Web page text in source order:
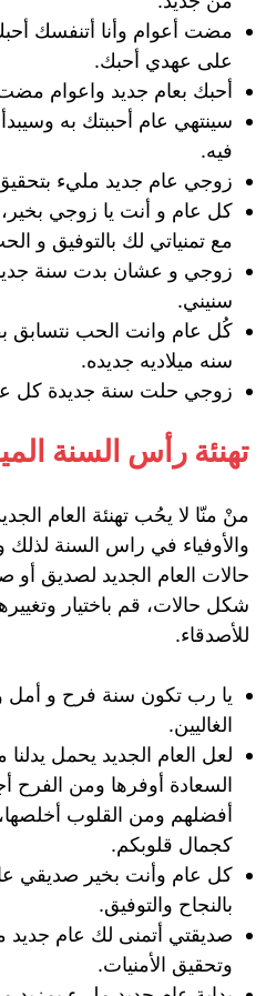
مضت أعوام وأنا أتنفسك
على عهدي أحبك.
أحبك بعام جديد واعوام
سينتهي عام أحببتك به
فيه.
زوجي عام جديد مليء بتحقيق
كل عام و أنت يا زوجي
مع تمنياتي لك بالتوفيق و
زوجي و عشان بدت سنة
سنيني.
كُل عام وانت الحب نتسابق
سنه ميلاديه جديده.
زوجي حلت سنة جديدة كل
تهنئة رأس السنة
منْ منّا لا يحُب تهنئة العام
والأوفياء في راس السنة
حالات العام الجديد لصديق أو
شكل حالات، قم باختيار
للأصدقاء.
يا رب تكون سنة فرح و أمل
الغاليين.
لعل العام الجديد يحمل
السعادة أوفرها ؜ومن
أفضلهم ؜ومن القلوب
كجمال قلوبكم.
كل عام وأنت بخير صديقي
بالنجاح والتوفيق.
صديقتي أتمنى لك عام جديد
وتحقيق الأمنيات.